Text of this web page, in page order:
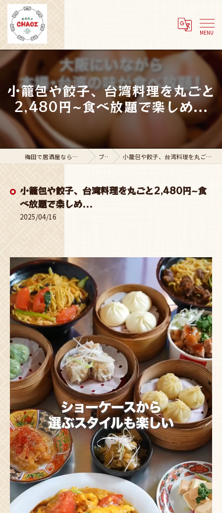
小籠包や餃子、台湾料理を丸ごと
2,480円~食べ放題で楽しめ...
梅田で居酒屋なら株式会社Adachi Group ブログ 小籠包や餃子、台湾料理を丸ごと2,480円~食べ放題で楽しめ...
小籠包や餃子、台湾料理を丸ごと2,480円~食
べ放題で楽しめ...
2025/04/16